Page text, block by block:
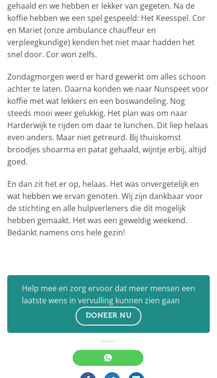
gehaald en we hebben er lekker van gegeten. Na de
koffie hebben we een spel gespeeld: Het Keesspel. Cor
en Mariet (onze ambulance chauffeur en
verpleegkundige) kenden het niet maar hadden het
snel door. Cor won zelfs.
Zondagmorgen werd er hard gewerkt om alles schoon
achter te laten. Daarna konden we naar Nunspeet voor
koffie met wat lekkers en een boswandeling. Nog
steeds mooi weer gelukkig. Het plan was om naar
Harderwijk te rijden om daar te lunchen. Dit liep helaas
even anders. Maar niet getreurd. Bij thuiskomst
broodjes shoarma en patat gehaald, wijntje erbij, altijd
goed.
En dan zit het er op, helaas. Het was onvergetelijk en
wat hebben we ervan genoten. Wij zijn dankbaar voor
de stichting en alle hulpverleners die dit mogelijk
hebben gemaakt. Het was een geweldig weekend.
Bedankt namens ons hele gezin!
Help mee en zorg ervoor dat meer mensen een
laatste wens in vervulling kunnen zien gaan
DONEER NU